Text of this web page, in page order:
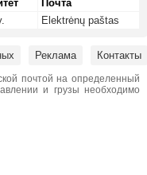
Почта
Elektrėnų paštas
Реклама Контакты
почтой на определенный
и грузы необходимо